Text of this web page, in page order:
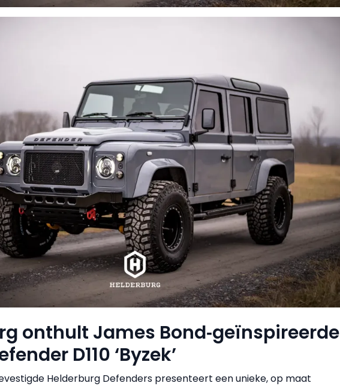
onthult James Bond‑geïnspireerde
D110 ‘Byzek’
Helderburg Defenders presenteert een unieke, op maat